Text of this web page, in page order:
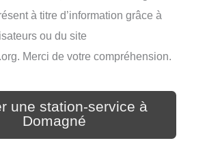
à titre d’information grâce à
ou du site
Merci de votre compréhension.
une station-service à
Domagné